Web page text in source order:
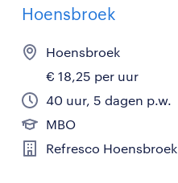
Hoensbroek
Hoensbroek
€ 18,25 per uur
40 uur, 5 dagen p.w.
MBO
Refresco Hoensbroek